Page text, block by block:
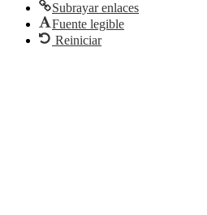
Subrayar enlaces
Fuente legible
Reiniciar